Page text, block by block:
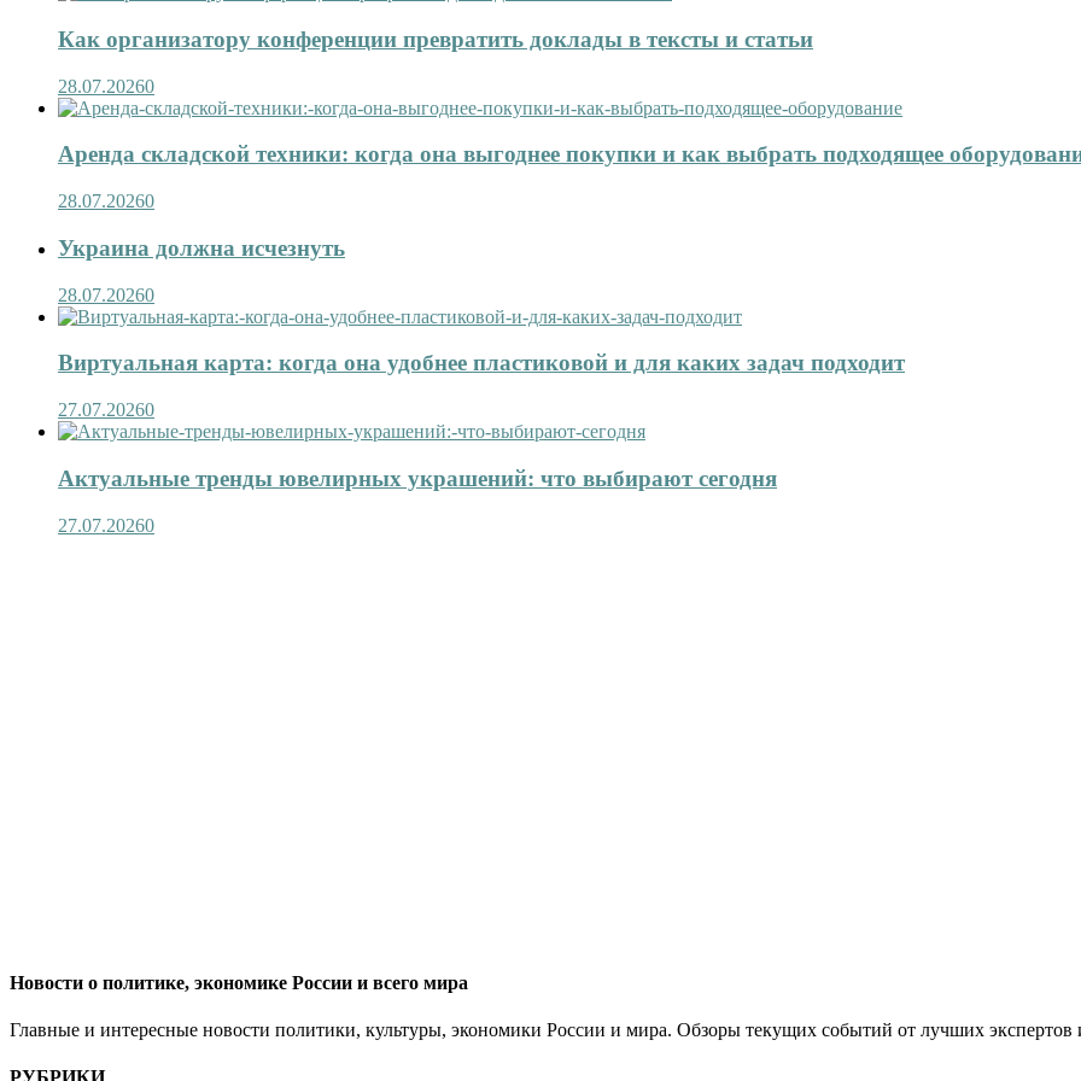
Как организатору конференции превратить доклады в тексты и статьи
28.07.20260
Аренда складской техники: когда она выгоднее покупки и как выбрать подходящее
28.07.20260
Украина должна исчезнуть
28.07.20260
Виртуальная карта: когда она удобнее пластиковой и для каких задач подходит
27.07.20260
Актуальные тренды ювелирных украшений: что выбирают сегодня
27.07.20260
Новости о политике, экономике России и всего мира
Главные и интересные новости политики, культуры, экономики России и мира. Обзоры текущих событий от лучших экспертов